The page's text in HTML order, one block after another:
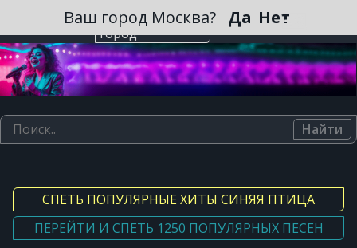
Выберите
город
Ваш город Москва? Да Нет
Найти
СПЕТЬ ПОПУЛЯРНЫЕ ХИТЫ СИНЯЯ ПТИЦА
ПЕРЕЙТИ И СПЕТЬ 1250 ПОПУЛЯРНЫХ ПЕСЕН